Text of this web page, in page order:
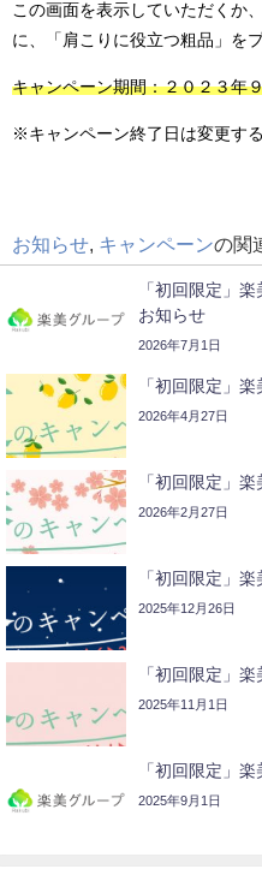
この画面を表示していただくか
に、「肩こりに役立つ粗品」を
キャンペーン期間：２０２３年
※キャンペーン終了日は変更す
お知らせ キャンペーンの関
「初回限定」
お知らせ
2026年7月1日
「初回限定」
2026年4月27日
「初回限定」
2026年2月27日
「初回限定」
2025年12月26日
「初回限定」
2025年11月1日
「初回限定」
2025年9月1日